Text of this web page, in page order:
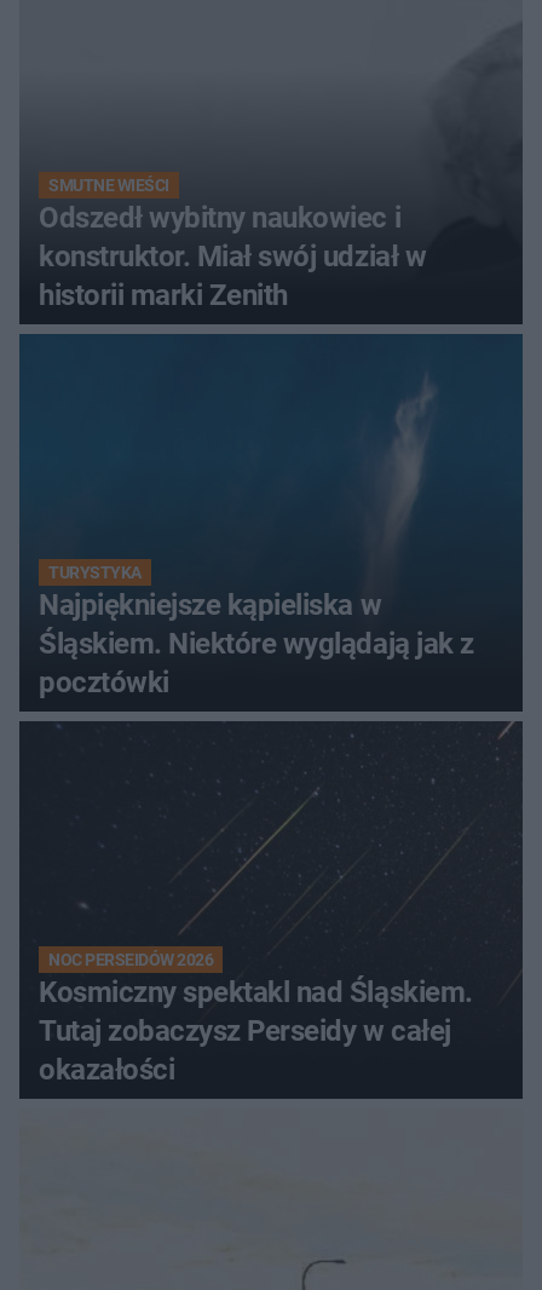
SMUTNE WIEŚCI
Odszedł wybitny naukowiec i
konstruktor. Miał swój udział w
historii marki Zenith
TURYSTYKA
Najpiękniejsze kąpieliska w
Śląskiem. Niektóre wyglądają jak z
pocztówki
NOC PERSEIDÓW 2026
Kosmiczny spektakl nad Śląskiem.
Tutaj zobaczysz Perseidy w całej
okazałości